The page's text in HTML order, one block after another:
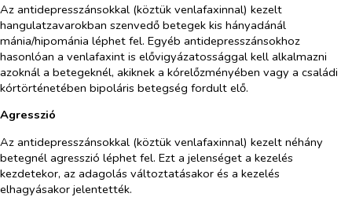
Az antidepresszánsokkal (köztük venlafaxinnal) kezelt
hangulatzavarokban szenvedő betegek kis hányadánál
mánia/hipománia léphet fel. Egyéb antidepresszánsokhoz
hasonlóan a venlafaxint is elővigyázatossággal kell alkalmazni
azoknál a betegeknél, akiknek a kórelőzményében vagy a családi
kórtörténetében bipoláris betegség fordult elő.
Agresszió
Az antidepresszánsokkal (köztük venlafaxinnal) kezelt néhány
betegnél agresszió léphet fel. Ezt a jelenséget a kezelés
kezdetekor, az adagolás változtatásakor és a kezelés
elhagyásakor jelentették.